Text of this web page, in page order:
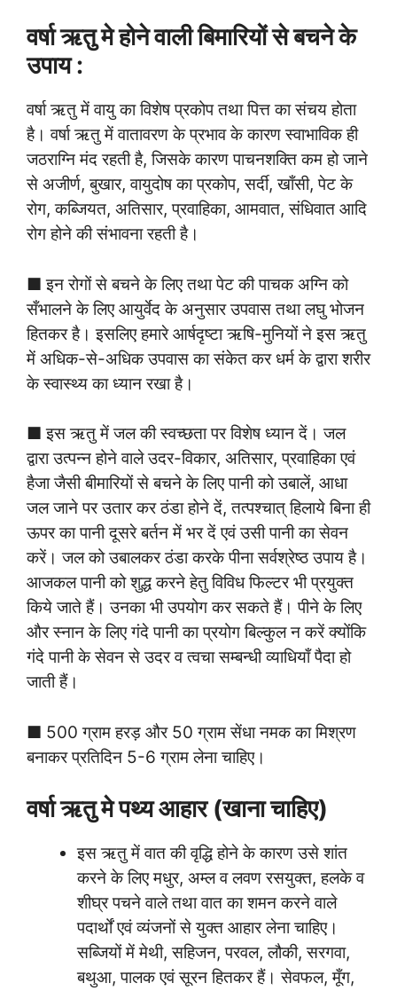
वर्षा ऋतु मे होने वाली बिमारियों से बचने के
उपाय :
वर्षा ऋतु में वायु का विशेष प्रकोप तथा पित्त का संचय होता
है। वर्षा ऋतु में वातावरण के प्रभाव के कारण स्वाभाविक ही
जठराग्नि मंद रहती है, जिसके कारण पाचनशक्ति कम हो जाने
से अजीर्ण, बुखार, वायुदोष का प्रकोप, सर्दी, खाँसी, पेट के
रोग, कब्जियत, अतिसार, प्रवाहिका, आमवात, संधिवात आदि
रोग होने की संभावना रहती है।
■ इन रोगों से बचने के लिए तथा पेट की पाचक अग्नि को
सँभालने के लिए आयुर्वेद के अनुसार उपवास तथा लघु भोजन
हितकर है। इसलिए हमारे आर्षदृष्टा ऋषि-मुनियों ने इस ऋतु
में अधिक-से-अधिक उपवास का संकेत कर धर्म के द्वारा शरीर
के स्वास्थ्य का ध्यान रखा है।
■ इस ऋतु में जल की स्वच्छता पर विशेष ध्यान दें। जल
द्वारा उत्पन्न होने वाले उदर-विकार, अतिसार, प्रवाहिका एवं
हैजा जैसी बीमारियों से बचने के लिए पानी को उबालें, आधा
जल जाने पर उतार कर ठंडा होने दें, तत्पश्चात् हिलाये बिना ही
ऊपर का पानी दूसरे बर्तन में भर दें एवं उसी पानी का सेवन
करें। जल को उबालकर ठंडा करके पीना सर्वश्रेष्ठ उपाय है।
आजकल पानी को शुद्ध करने हेतु विविध फिल्टर भी प्रयुक्त
किये जाते हैं। उनका भी उपयोग कर सकते हैं। पीने के लिए
और स्नान के लिए गंदे पानी का प्रयोग बिल्कुल न करें क्योंकि
गंदे पानी के सेवन से उदर व त्वचा सम्बन्धी व्याधियाँ पैदा हो
जाती हैं।
■ 500 ग्राम हरड़ और 50 ग्राम सेंधा नमक का मिश्रण
बनाकर प्रतिदिन 5-6 ग्राम लेना चाहिए।
वर्षा ऋतु मेपथ्य आहार (खाना चाहिए)
इस ऋतु में वात की वृद्धि होने के कारण उसे शांत
करने के लिए मधुर, अम्ल व लवण रसयुक्त, हलके व
शीघ्र पचने वाले तथा वात का शमन करने वाले
पदार्थों एवं व्यंजनों से युक्त आहार लेना चाहिए।
सब्जियों में मेथी, सहिजन, परवल, लौकी, सरगवा,
बथुआ, पालक एवं सूरन हितकर हैं। सेवफल, मूँग,